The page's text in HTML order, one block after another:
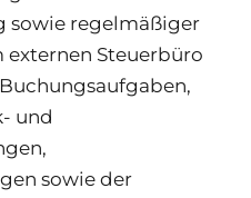
sowie regelmäßiger
Steuerbüro
und
sowie der